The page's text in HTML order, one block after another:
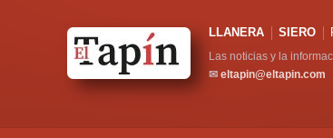
LLANERA SIERO
Las noticias y la
✉ eltapin@eltapin.com